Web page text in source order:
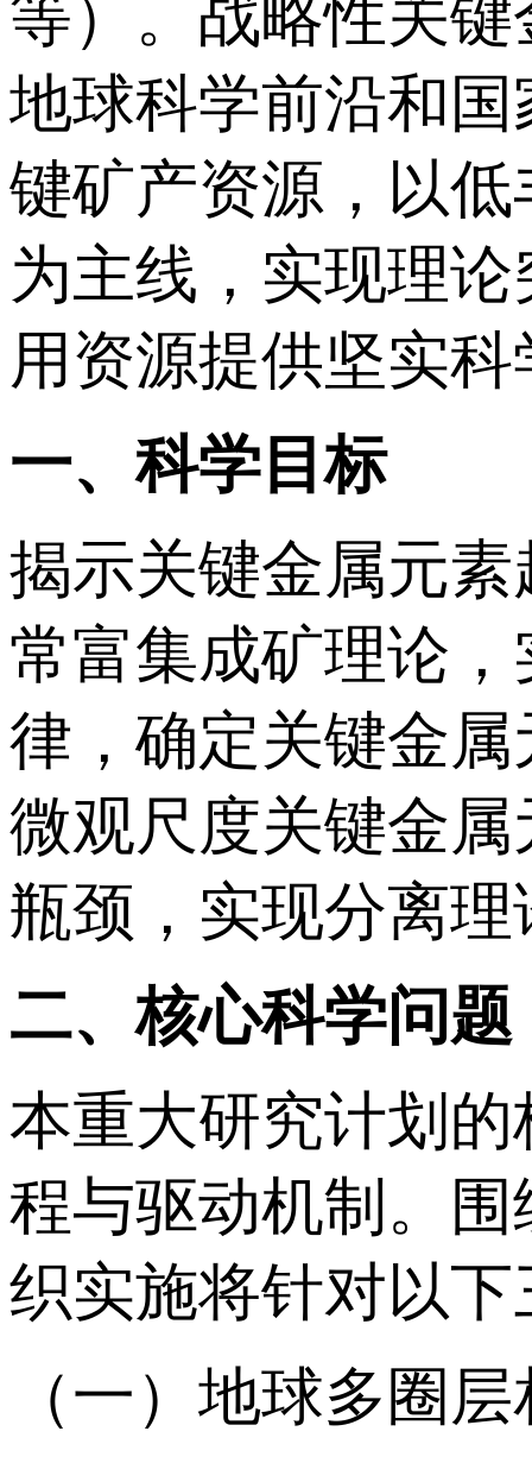
等）。战略性关
地球科学前沿和
键矿产资源，以
为主线，实现理
用资源提供坚实
一、科学目标
揭示关键金属元
常富集成矿理论
律，确定关键金
微观尺度关键金
瓶颈，实现分离
二、核心科学问题
本重大研究计划
程与驱动机制。
织实施将针对以
（一）地球多圈